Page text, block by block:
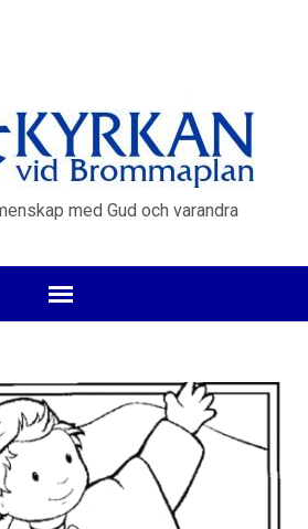
med Gud och varandra